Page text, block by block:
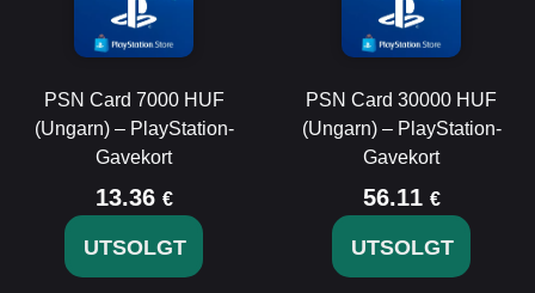
PSN Card 7000 HUF
(Ungarn) – PlayStation-
Gavekort
13.36 €
UTSOLGT
PSN Card 30000 HUF
(Ungarn) – PlayStation-
Gavekort
56.11 €
UTSOLGT